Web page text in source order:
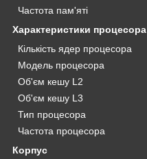
Частота пам'яті
Характеристики процесора
Кількість ядер процесора
Модель процесора
Об'єм кешу L2
Об'єм кешу L3
Тип процесора
Частота процесора
Корпус